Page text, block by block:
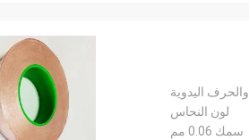
لون النحاس
سمك 0.06 مم